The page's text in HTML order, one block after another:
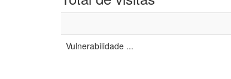
Vulnerabilidade ...